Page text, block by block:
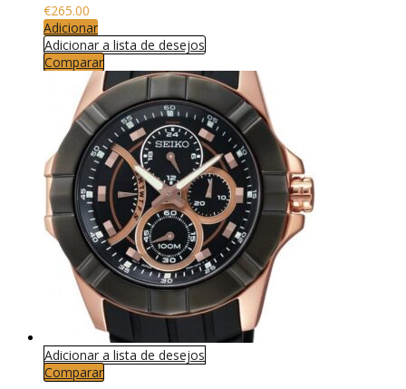
€265.00
Adicionar
Adicionar a lista de desejos
Comparar
Adicionar a lista de desejos
Comparar